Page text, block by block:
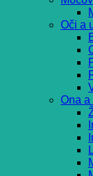
Oči a
Ona a